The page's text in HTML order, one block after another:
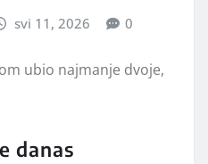
svi 11, 2026 0
danas